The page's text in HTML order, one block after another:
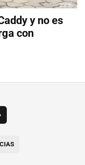
y no es
con